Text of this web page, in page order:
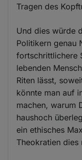
Tragen des
Und dies würde
Politikern genau
fortschrittlichere
lebenden
Riten lässt,
könnte man auf
machen, warum
haushoch
ein ethisches
Theokratien dies